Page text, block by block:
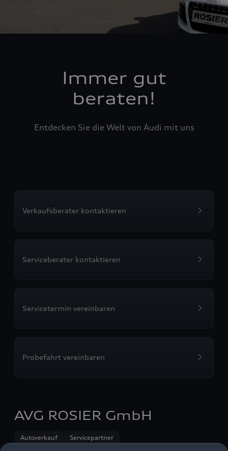
Immer gut
beraten!
Entdecken Sie die Welt von Audi mit uns
Verkaufsberater kontaktieren
Serviceberater kontaktieren
Servicetermin vereinbaren
Probefahrt vereinbaren
AVG ROSIER GmbH
Autoverkauf
Servicepartner